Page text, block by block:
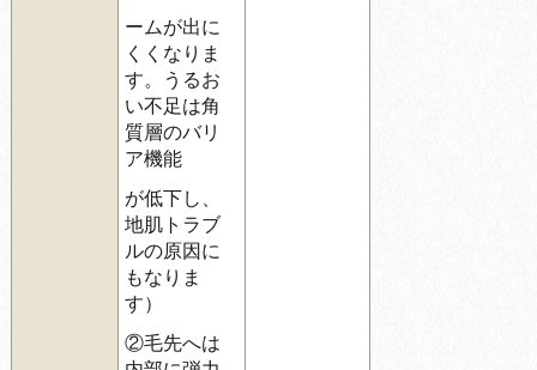
ームが出に
くくなりま
す。うるお
い不足は角
質層のバリ
ア機能
が低下し、
地肌トラブ
ルの原因に
もなりま
す）
②毛先へは